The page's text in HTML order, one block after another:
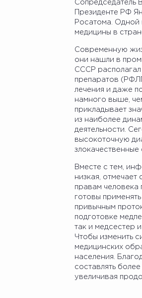
Сопредседатель
Президенте РФ
Росатома. Одной
медицины в
Современную
они нашли в
СССР располагал
препаратов
лечения и даже
намного выше,
прикладывает
из наиболее
деятельности.
высокоточную
злокачественные
Вместе с тем,
низкая,
правам человека
готовы
привычным
подготовке
так и медсестер
Чтобы изменить
медицинских
населения.
составлять
увеличивая